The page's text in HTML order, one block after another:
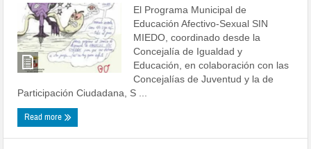
El Programa Municipal de
Educación Afectivo-Sexual SIN
MIEDO, coordinado desde la
Concejalía de Igualdad y
Educación, en colaboración con las
Concejalías de Juventud y la de
Participación Ciudadana, S ...
Read more